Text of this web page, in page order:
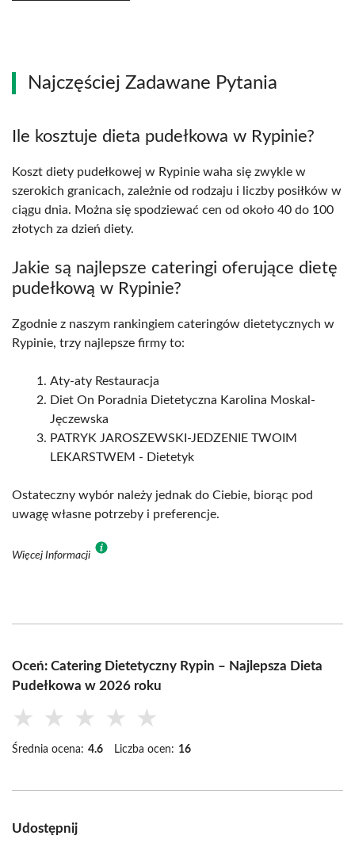
Najczęściej Zadawane Pytania
Ile kosztuje dieta pudełkowa w Rypinie?
Koszt diety pudełkowej w Rypinie waha się zwykle w
szerokich granicach, zależnie od rodzaju i liczby posiłków w
ciągu dnia. Można się spodziewać cen od około 40 do 100
złotych za dzień diety.
Jakie są najlepsze cateringi oferujące dietę
pudełkową w Rypinie?
Zgodnie z naszym rankingiem cateringów dietetycznych w
Rypinie, trzy najlepsze firmy to:
Aty-aty Restauracja
Diet On Poradnia Dietetyczna Karolina Moskal-
Jęczewska
PATRYK JAROSZEWSKI-JEDZENIE TWOIM
LEKARSTWEM - Dietetyk
Ostateczny wybór należy jednak do Ciebie, biorąc pod
uwagę własne potrzeby i preferencje.
Więcej Informacji
Oceń: Catering Dietetyczny Rypin – Najlepsza Dieta
Pudełkowa w 2026 roku
★ ★ ★ ★ ★
Średnia ocena: 4.6 Liczba ocen: 16
Udostępnij